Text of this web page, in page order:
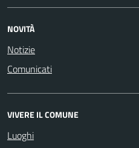
NOVITÀ
Notizie
Comunicati
VIVERE IL COMUNE
Luoghi